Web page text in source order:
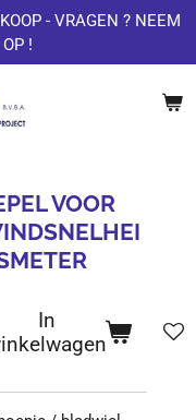
- VRAGEN ? NEEM
!
VOOR
In